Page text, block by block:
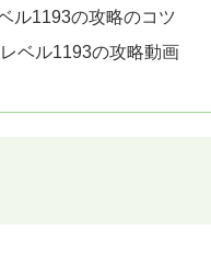
ル1193の攻略のコツ
レベル1193の攻略動画